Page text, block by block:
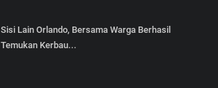
Sisi Lain Orlando, Bersama Warga Berhasil
Temukan Kerbau...